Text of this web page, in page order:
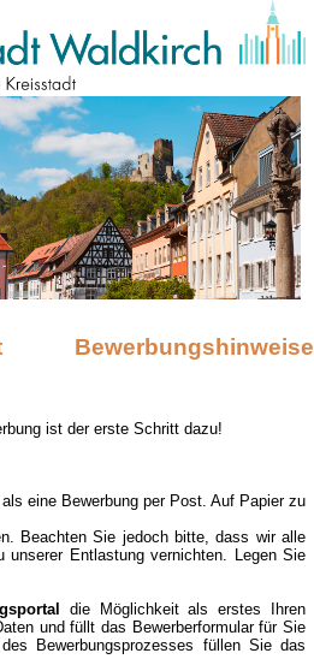
Bewerbungshinweise
ist der erste Schritt dazu!
eine Bewerbung per Post. Auf Papier zu
Beachten Sie jedoch bitte, dass wir alle
unserer Entlastung vernichten. Legen Sie
die Möglichkeit als erstes Ihren
und füllt das Bewerberformular für Sie
Bewerbungsprozesses füllen Sie das